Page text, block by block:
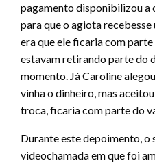
pagamento disponibilizou a
para que o agiota
era que ele ficaria com
estavam retirando parte do
momento. Já Caroline
vinha o dinheiro, mas
troca, ficaria com parte do
Durante este depoimento, o
videochamada em que foi